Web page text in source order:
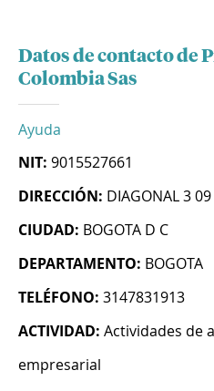
Datos de contacto de
Colombia Sas
Ayuda
NIT: 9015527661
DIRECCIÓN: DIAGONAL 3
CIUDAD: BOGOTA D C
DEPARTAMENTO: BOGOTA
TELÉFONO: 3147831913
ACTIVIDAD: Actividades de
empresarial